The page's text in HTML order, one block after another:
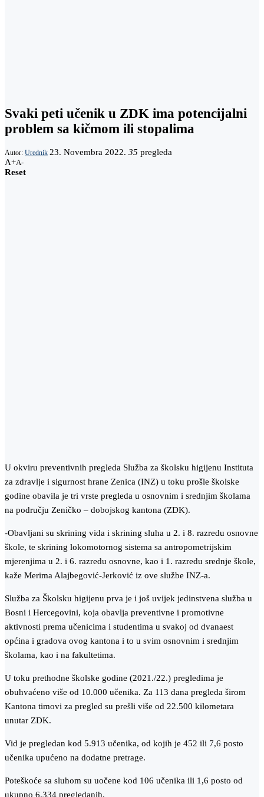
Svaki peti učenik u ZDK ima potencijalni
problem sa kičmom ili stopalima
Autor: Urednik 23. Novembra 2022. 35 pregleda
A+A-
Reset
U okviru preventivnih pregleda Služba za školsku higijenu Instituta
za zdravlje i sigurnost hrane Zenica (INZ) u toku prošle školske
godine obavila je tri vrste pregleda u osnovnim i srednjim školama
na području Zeničko – dobojskog kantona (ZDK).
-Obavljani su skrining vida i skrining sluha u 2. i 8. razredu osnovne
škole, te skrining lokomotornog sistema sa antropometrijskim
mjerenjima u 2. i 6. razredu osnovne, kao i 1. razredu srednje škole,
kaže Merima Alajbegović-Jerković iz ove službe INZ-a.
Služba za Školsku higijenu prva je i još uvijek jedinstvena služba u
Bosni i Hercegovini, koja obavlja preventivne i promotivne
aktivnosti prema učenicima i studentima u svakoj od dvanaest
općina i gradova ovog kantona i to u svim osnovnim i srednjim
školama, kao i na fakultetima.
U toku prethodne školske godine (2021./22.) pregledima je
obuhvaćeno više od 10.000 učenika. Za 113 dana pregleda širom
Kantona timovi za pregled su prešli više od 22.500 kilometara
unutar ZDK.
Vid je pregledan kod 5.913 učenika, od kojih je 452 ili 7,6 posto
učenika upućeno na dodatne pretrage.
Poteškoće sa sluhom su uočene kod 106 učenika ili 1,6 posto od
ukupno 6.334 pregledanih.